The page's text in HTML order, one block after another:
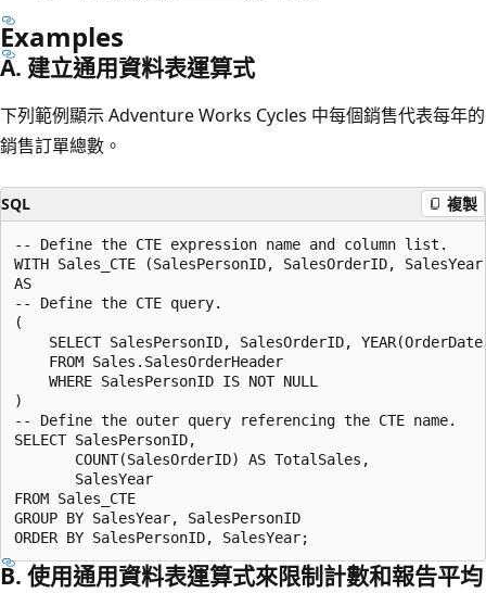
Examples
A. 建立通用資料表運算式
下列範例顯示 Adventure Works Cycles 中每個銷售代表每年的
銷售訂單總數。
SQL 複製
-- Define the CTE expression name and column list.
WITH Sales_CTE (SalesPersonID, SalesOrderID,
AS
-- Define the CTE query.
(
SELECT SalesPersonID, SalesOrderID,
    FROM Sales.SalesOrderHeader
    WHERE SalesPersonID IS NOT NULL
)
-- Define the outer query referencing the CTE name.
SELECT SalesPersonID,
       COUNT(SalesOrderID) AS TotalSales,
       SalesYear
FROM Sales_CTE
GROUP BY SalesYear, SalesPersonID
B. 使用通用資料表運算式來限制計數和報告平均